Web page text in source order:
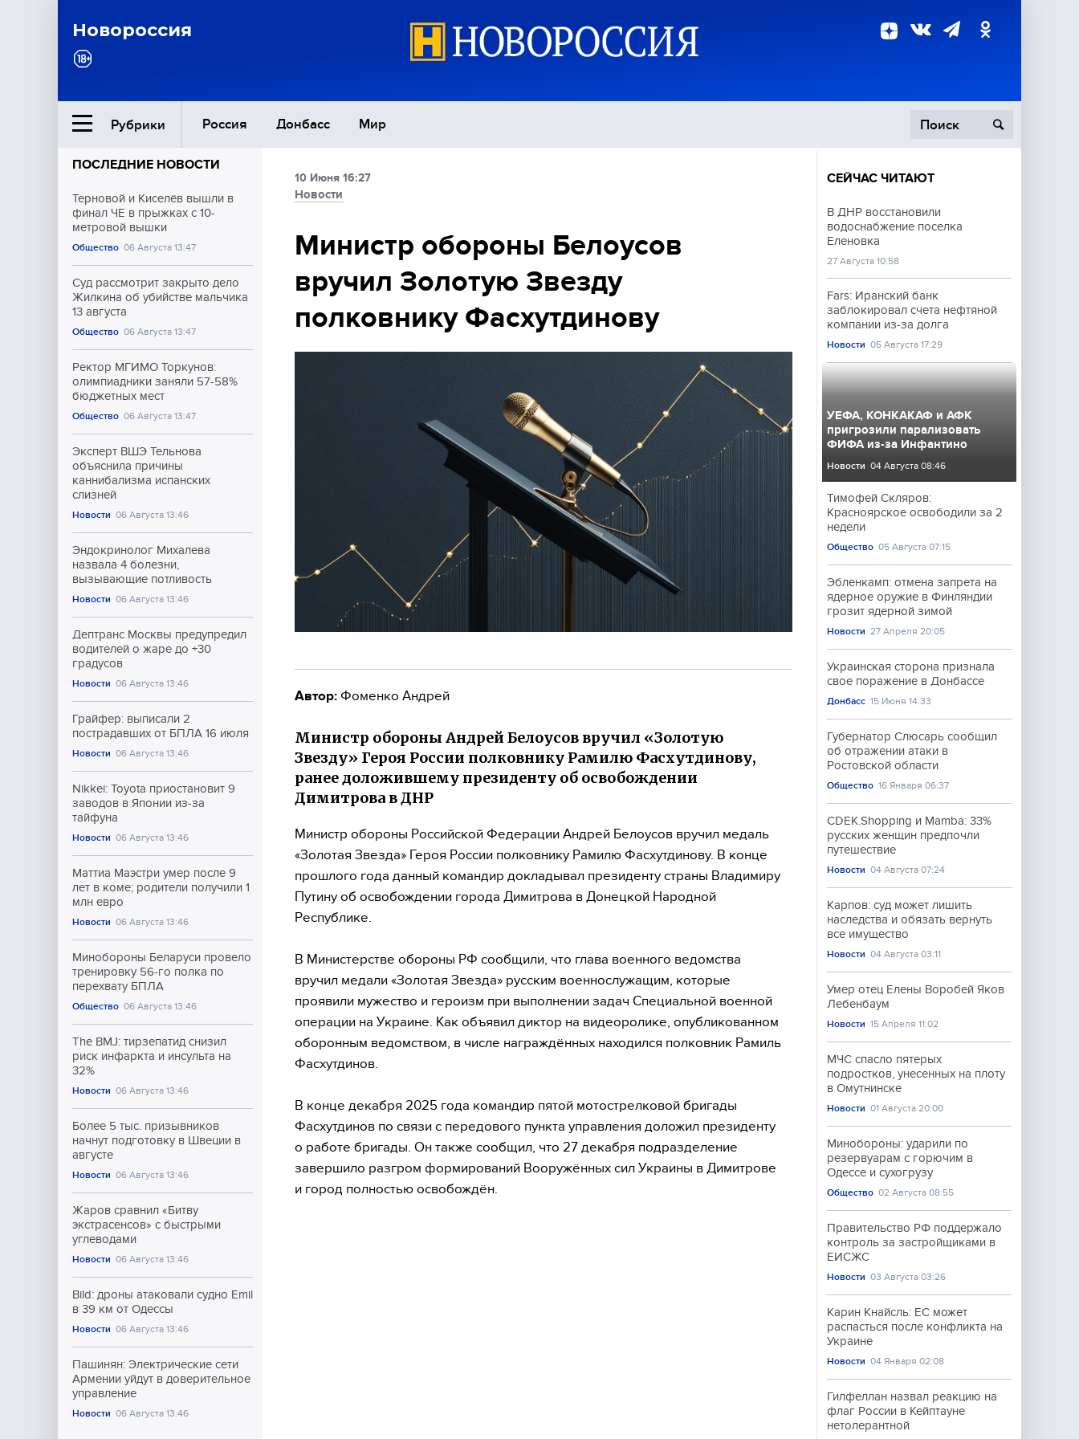
Новороссия
Рубрики Россия Донбасс Мир
Ближний Восток
Общество
Экономика
Происшествия
Культура
Спорт
ПОСЛЕДНИЕ НОВОСТИ
Терновой и Киселёв вышли в
финал ЧЕ в прыжках с 10-
метровой вышки
Общество 06 Августа 13:47
Суд рассмотрит закрыто дело
Жилкина об убийстве мальчика
13 августа
Общество 06 Августа 13:47
Ректор МГИМО Торкунов:
олимпиадники заняли 57-58%
бюджетных мест
Общество 06 Августа 13:47
Эксперт ВШЭ Тельнова
объяснила причины
каннибализма испанских
слизней
Новости 06 Августа 13:46
Эндокринолог Михалева
назвала 4 болезни,
вызывающие потливость
Новости 06 Августа 13:46
Дептранс Москвы предупредил
водителей о жаре до +30
градусов
Новости 06 Августа 13:46
Грайфер: выписали 2
пострадавших от БПЛА 16 июля
Новости 06 Августа 13:46
Nikkei: Toyota приостановит 9
заводов в Японии из-за
тайфуна
Новости 06 Августа 13:46
Маттиа Маэстри умер после 9
лет в коме; родители получили 1
млн евро
Новости 06 Августа 13:46
Минобороны Беларуси провело
тренировку 56-го полка по
перехвату БПЛА
Общество 06 Августа 13:46
The BMJ: тирзепатид снизил
риск инфаркта и инсульта на
32%
Новости 06 Августа 13:46
Более 5 тыс. призывников
начнут подготовку в Швеции в
августе
Новости 06 Августа 13:46
Жаров сравнил «Битву
экстрасенсов» с быстрыми
углеводами
Новости 06 Августа 13:46
Bild: дроны атаковали судно Emil
в 39 км от Одессы
Новости 06 Августа 13:46
Пашинян: Электрические сети
Армении уйдут в доверительное
управление
Новости 06 Августа 13:46
10 Июня 16:27
Новости
Министр обороны Белоусов
вручил Золотую Звезду
полковнику Фасхутдинову
Автор: Фоменко Андрей
Министр обороны Андрей Белоусов вручил «Золотую
Звезду» Героя России полковнику Рамилю Фасхутдинову,
ранее доложившему президенту об освобождении
Димитрова в ДНР
Министр обороны Российской Федерации Андрей Белоусов вручил медаль
«Золотая Звезда» Героя России полковнику Рамилю Фасхутдинову. В конце
прошлого года данный командир докладывал президенту страны Владимиру
Путину об освобождении города Димитрова в Донецкой Народной
Республике.
В Министерстве обороны РФ сообщили, что глава военного ведомства
вручил медали «Золотая Звезда» русским военнослужащим, которые
проявили мужество и героизм при выполнении задач Специальной военной
операции на Украине. Как объявил диктор на видеоролике, опубликованном
оборонным ведомством, в числе награждённых находился полковник Рамиль
Фасхутдинов.
В конце декабря 2025 года командир пятой мотострелковой бригады
Фасхутдинов по связи с передового пункта управления доложил президенту
о работе бригады. Он также сообщил, что 27 декабря подразделение
завершило разгром формирований Вооружённых сил Украины в Димитрове
и город полностью освобождён.
СЕЙЧАС ЧИТАЮТ
В ДНР восстановили
водоснабжение поселка
Еленовка
27 Августа 10:58
Fars: Иранский банк
заблокировал счета нефтяной
компании из-за долга
Новости 05 Августа 17:29
УЕФА, КОНКАКАФ и АФК
пригрозили парализовать
ФИФА из-за Инфантино
Новости 04 Августа 08:46
Тимофей Скляров:
Красноярское освободили за 2
недели
Общество 05 Августа 07:15
Эбленкамп: отмена запрета на
ядерное оружие в Финляндии
грозит ядерной зимой
Новости 27 Апреля 20:05
Украинская сторона признала
свое поражение в Донбассе
Донбасс 15 Июня 14:33
Губернатор Слюсарь сообщил
об отражении атаки в
Ростовской области
Общество 16 Января 06:37
CDEK.Shopping и Mamba: 33%
русских женщин предпочли
путешествие
Новости 04 Августа 07:24
Карпов: суд может лишить
наследства и обязать вернуть
все имущество
Новости 04 Августа 03:11
Умер отец Елены Воробей Яков
Лебенбаум
Новости 15 Апреля 11:02
МЧС спасло пятерых
подростков, унесенных на плоту
в Омутнинске
Новости 01 Августа 20:00
Минобороны: ударили по
резервуарам с горючим в
Одессе и сухогрузу
Общество 02 Августа 08:55
Правительство РФ поддержало
контроль за застройщиками в
ЕИСЖС
Новости 03 Августа 03:26
Карин Кнайсль: ЕС может
распасться после конфликта на
Украине
Новости 04 Января 02:08
Гилфеллан назвал реакцию на
флаг России в Кейптауне
нетолерантной